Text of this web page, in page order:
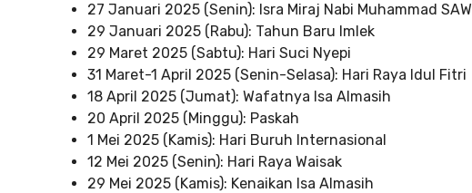
27 Januari 2025 (Senin): Isra Miraj Nabi Muhammad SAW
29 Januari 2025 (Rabu): Tahun Baru Imlek
29 Maret 2025 (Sabtu): Hari Suci Nyepi
31 Maret-1 April 2025 (Senin-Selasa): Hari Raya Idul Fitri
18 April 2025 (Jumat): Wafatnya Isa Almasih
20 April 2025 (Minggu): Paskah
1 Mei 2025 (Kamis): Hari Buruh Internasional
12 Mei 2025 (Senin): Hari Raya Waisak
29 Mei 2025 (Kamis): Kenaikan Isa Almasih